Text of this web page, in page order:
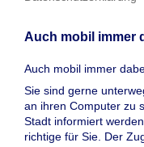
Auch mobil immer
Auch mobil immer
Sie sind gerne
an ihren Computer zu
Stadt informiert
richtige für Sie. Der